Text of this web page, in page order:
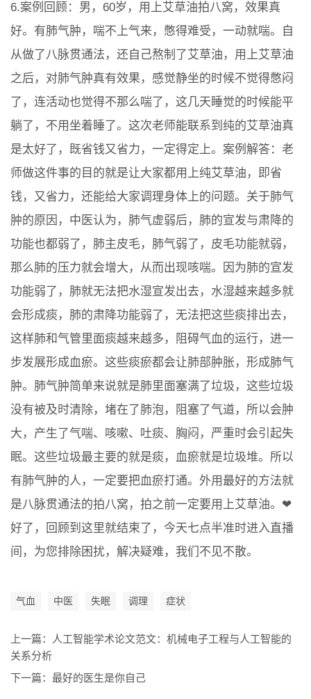
6.案例回顾：男，60岁，用上艾草油拍八窝，效果真
好。有肺气肿，喘不上气来，憋得难受，一动就喘。自
从做了八脉贯通法，还自己熬制了艾草油，用上艾草油
之后，对肺气肿真有效果，感觉静坐的时候不觉得憋闷
了，连活动也觉得不那么喘了，这几天睡觉的时候能平
躺了，不用坐着睡了。这次老师能联系到纯的艾草油真
是太好了，既省钱又省力，一定得定上。案例解答：老
师做这件事的目的就是让大家都用上纯艾草油，即省
钱，又省力，还能给大家调理身体上的问题。关于肺气
肿的原因，中医认为，肺气虚弱后，肺的宣发与肃降的
功能也都弱了，肺主皮毛，肺气弱了，皮毛功能就弱，
那么肺的压力就会增大，从而出现咳喘。因为肺的宣发
功能弱了，肺就无法把水湿宣发出去，水湿越来越多就
会形成痰，肺的肃降功能弱了，无法把这些痰排出去，
这样肺和气管里面痰越来越多，阻碍气血的运行，进一
步发展形成血瘀。这些痰瘀都会让肺部肿胀，形成肺气
肿。肺气肿简单来说就是肺里面塞满了垃圾，这些垃圾
没有被及时清除，堵在了肺泡，阻塞了气道，所以会肿
大，产生了气喘、咳嗽、吐痰、胸闷，严重时会引起失
眠。这些垃圾最主要的就是痰，血瘀就是垃圾堆。所以
有肺气肿的人，一定要把血瘀打通。外用最好的方法就
是八脉贯通法的拍八窝，拍之前一定要用上艾草油。❤
好了，回顾到这里就结束了，今天七点半准时进入直播
间，为您排除困扰，解决疑难，我们不见不散。
气血 中医 失眠 调理 症状
上一篇：
人工智能学术论文范文：机械电子工程与人工智能的
关系分析
下一篇： 最好的医生是你自己